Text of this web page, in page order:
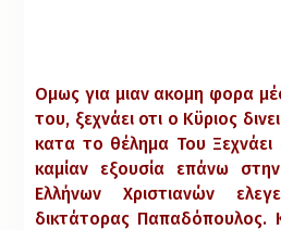
Ομως για μιαν ακομη φορα
του, ξεχνάει οτι ο Κϋριος
κατα το θέλημα Του Ξεχνάει
καμίαν εξουσία επάνω
Ελλήνων Χριστιανών
δικτάτορας Παπαδόπουλος.